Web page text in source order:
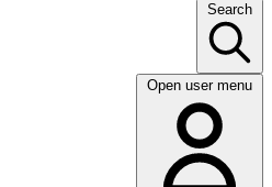
Search
Open user menu